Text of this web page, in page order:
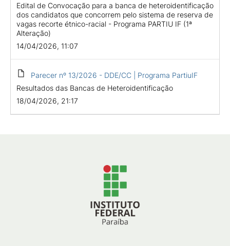
Edital de Convocação para a banca de heteroidentificação
dos candidatos que concorrem pelo sistema de reserva de
vagas recorte étnico-racial - Programa PARTIU IF (1ª
Alteração)
14/04/2026, 11:07
Parecer nº 13/2026 - DDE/CC | Programa PartiuIF
Resultados das Bancas de Heteroidentificação
18/04/2026, 21:17